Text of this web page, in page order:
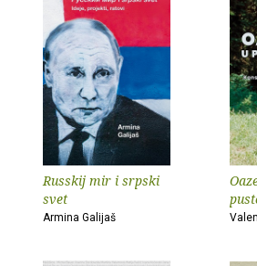
Russkij mir i srpski
svet
Armina Galijaš